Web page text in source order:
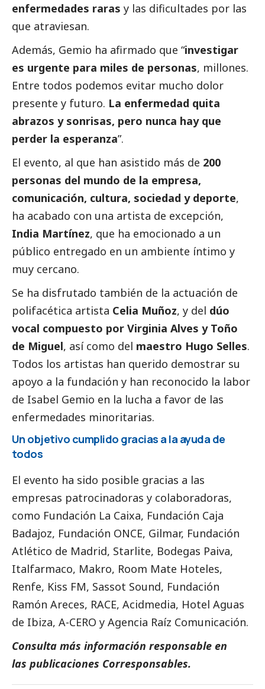
enfermedades raras y las dificultades por las
que atraviesan.
Además, Gemio ha afirmado que “investigar
es urgente para miles de personas, millones.
Entre todos podemos evitar mucho dolor
presente y futuro. La enfermedad quita
abrazos y sonrisas, pero nunca hay que
perder la esperanza”.
El evento, al que han asistido más de 200
personas del mundo de la empresa,
comunicación, cultura, sociedad y deporte,
ha acabado con una artista de excepción,
India Martínez, que ha emocionado a un
público entregado en un ambiente íntimo y
muy cercano.
Se ha disfrutado también de la actuación de
polifacética artista Celia Muñoz, y del dúo
vocal compuesto por Virginia Alves y Toño
de Miguel, así como del maestro Hugo Selles.
Todos los artistas han querido demostrar su
apoyo a la fundación y han reconocido la labor
de Isabel Gemio en la lucha a favor de las
enfermedades minoritarias.
Un objetivo cumplido gracias a la ayuda de
todos
El evento ha sido posible gracias a las
empresas patrocinadoras y colaboradoras,
como Fundación La Caixa, Fundación Caja
Badajoz, Fundación ONCE, Gilmar, Fundación
Atlético de Madrid, Starlite, Bodegas Paiva,
Italfarmaco, Makro, Room Mate Hoteles,
Renfe, Kiss FM, Sassot Sound, Fundación
Ramón Areces, RACE, Acidmedia, Hotel Aguas
de Ibiza, A-CERO y Agencia Raíz Comunicación.
Consulta más información responsable en
las publicaciones Corresponsables.